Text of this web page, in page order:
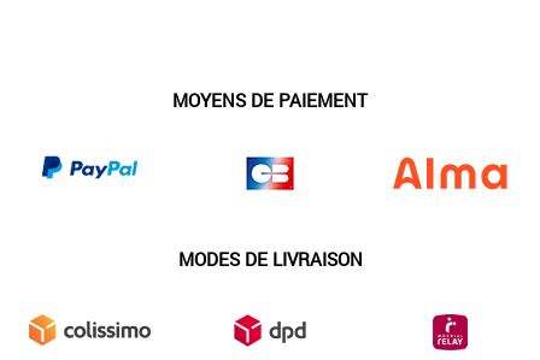
MOYENS DE PAIEMENT
MODES DE LIVRAISON